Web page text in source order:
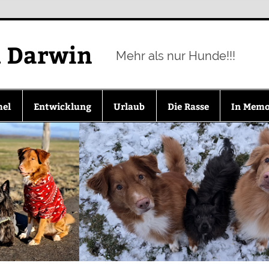
Darwin Mehr als nur Hunde!!!
Entwicklung Urlaub Die Rasse In